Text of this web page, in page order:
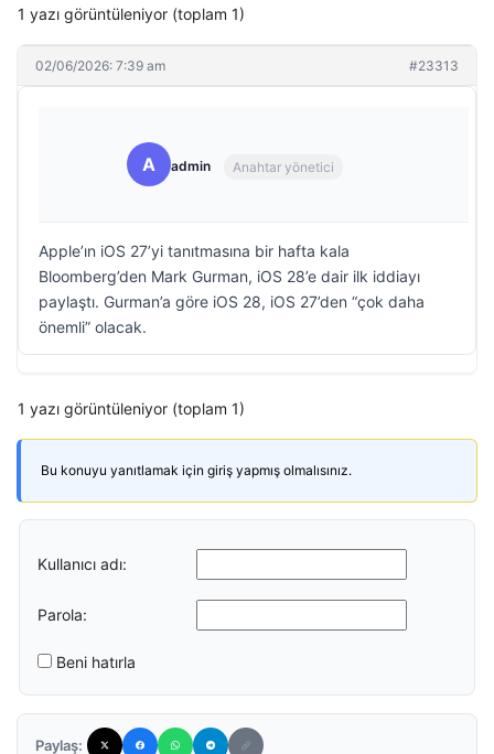
1 yazı görüntüleniyor (toplam 1)
02/06/2026: 7:39 am #23313
A admin Anahtar yönetici
Apple’ın iOS 27’yi tanıtmasına bir hafta kala
Bloomberg’den Mark Gurman, iOS 28’e dair ilk iddiayı
paylaştı. Gurman’a göre iOS 28, iOS 27’den “çok daha
önemli” olacak.
1 yazı görüntüleniyor (toplam 1)
Bu konuyu yanıtlamak için giriş yapmış olmalısınız.
Kullanıcı adı:
Parola:
Beni hatırla
Paylaş: